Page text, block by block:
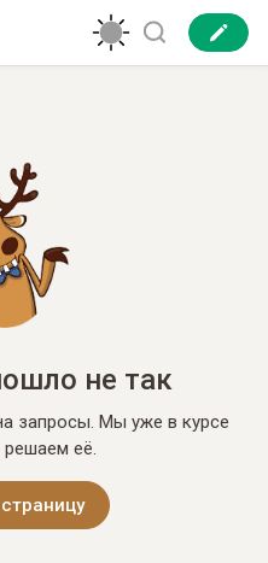
не так
запросы. Мы уже в курсе
её.